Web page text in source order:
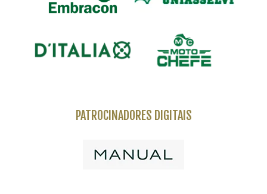
PATROCINADORES DIGITAIS